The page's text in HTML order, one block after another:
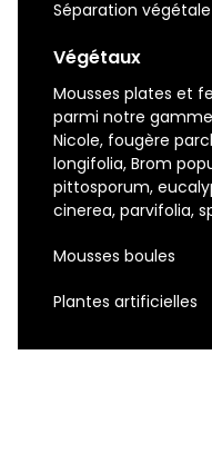
Séparation
Végétaux
Mousses plates et
parmi notre
Nicole, fougère
longifolia, Brom
pittosporum,
cinerea, parvifolia,
Mousses boules
Plantes artificielles